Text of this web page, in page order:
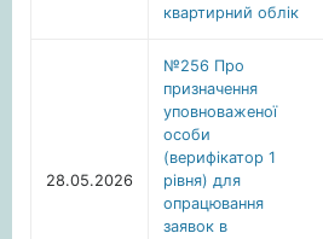
квартирний облік
28.05.2026
№256 Про
призначення
уповноваженої
особи
(верифікатор 1
рівня) для
опрацювання
заявок в